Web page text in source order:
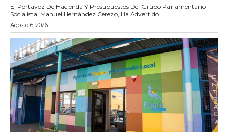
El Portavoz De Hacienda Y Presupuestos Del Grupo Parlamentario
Socialista, Manuel Hernández Cerezo, Ha Advertido...
Agosto 6, 2026